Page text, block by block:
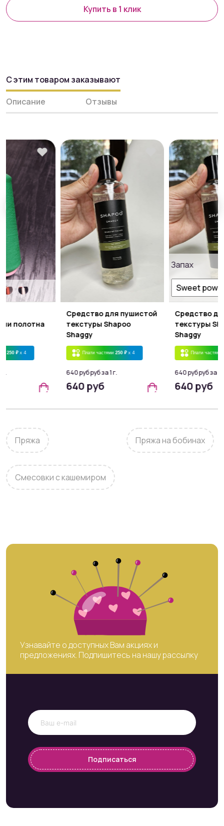
Купить в 1 клик
С этим товаром заказывают
Описание
Отзывы
полотна
250 ₽ x 4
г.
Средство для пушистой
текстуры Shapoo
Shaggy
Плати частями250 ₽ x 4
640 руб руб за 1 г.
640 руб
Запах
Средство
текстуры
Shaggy
Плати частями
640 руб руб за 1
640 руб
Пряжа Пряжа на бобинах
Смесовки с кашемиром
Узнавайте о доступных Вам акциях и
предложениях. Подпишитесь на нашу рассылку
Подписаться